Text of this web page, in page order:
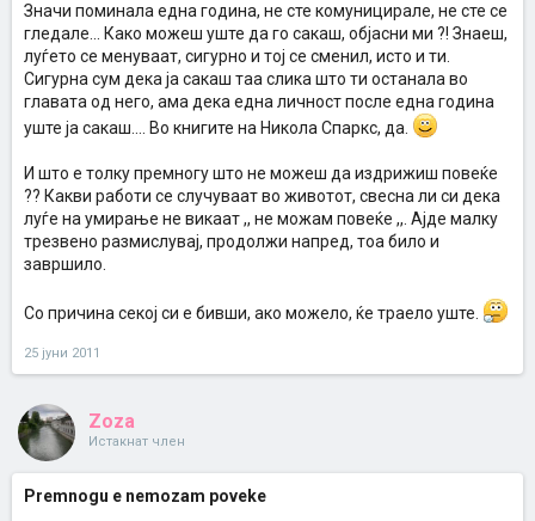
Значи поминала една година, не сте комуницирале, не сте се
гледале... Како можеш уште да го сакаш, објасни ми ?! Знаеш,
луѓето се менуваат, сигурно и тој се сменил, исто и ти.
Сигурна сум дека ја сакаш таа слика што ти останала во
главата од него, ама дека една личност после една година
уште ја сакаш.... Во книгите на Никола Спаркс, да.
И што е толку премногу што не можеш да издрижиш повеќе
?? Какви работи се случуваат во животот, свесна ли си дека
луѓе на умирање не викаат ,, не можам повеќе ,,. Ајде малку
трезвено размислувај, продолжи напред, тоа било и
завршило.
Со причина секој си е бивши, ако можело, ќе траело уште.
25 јуни 2011
Zoza
Истакнат член
Premnogu e nemozam poveke